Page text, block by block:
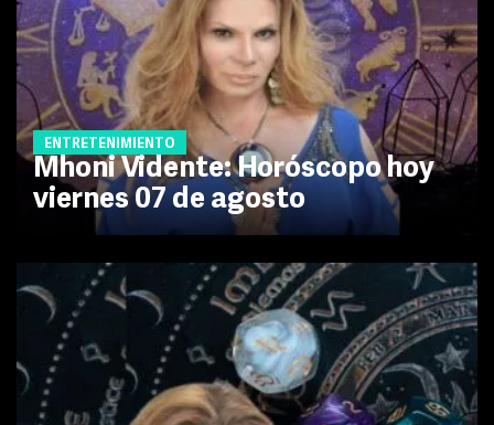
ENTRETENIMIENTO
Mhoni Vidente: Horóscopo hoy
viernes 07 de agosto